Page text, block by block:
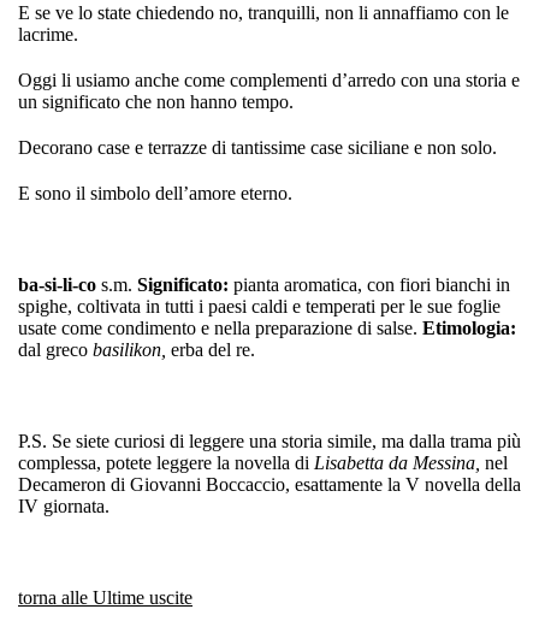
E se ve lo state chiedendo no, tranquilli, non li annaffiamo con le
lacrime.
Oggi li usiamo anche come complementi d’arredo con una storia e
un significato che non hanno tempo.
Decorano case e terrazze di tantissime case siciliane e non solo.
E sono il simbolo dell’amore eterno.
ba-si-li-co s.m. Significato: pianta aromatica, con fiori bianchi in
spighe, coltivata in tutti i paesi caldi e temperati per le sue foglie
usate come condimento e nella preparazione di salse. Etimologia:
dal greco basilikon, erba del re.
P.S. Se siete curiosi di leggere una storia simile, ma dalla trama più
complessa, potete leggere la novella di Lisabetta da Messina, nel
Decameron di Giovanni Boccaccio, esattamente la V novella della
IV giornata.
torna alle Ultime uscite